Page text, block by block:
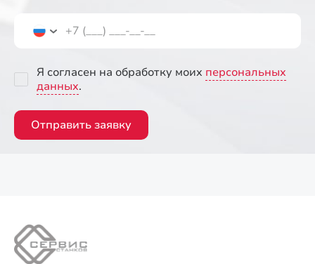
Я согласен на обработку моих персональных
данных.
Отправить заявку